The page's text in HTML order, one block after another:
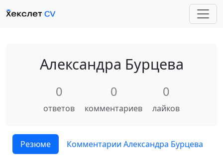
Александра Бурцева
0
ответов
0
комментариев
0
лайков
Резюме
Комментарии Александра Бурцева